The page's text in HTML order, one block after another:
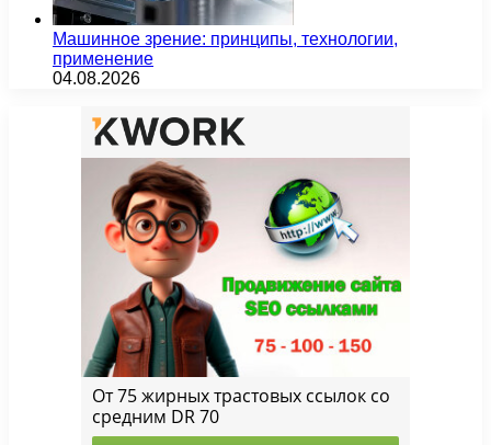
Машинное зрение: принципы, технологии,
применение
04.08.2026